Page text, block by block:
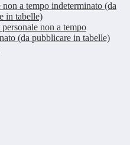
non a tempo indeterminato (da
in tabelle)
non a tempo
(da pubblicare in tabelle)